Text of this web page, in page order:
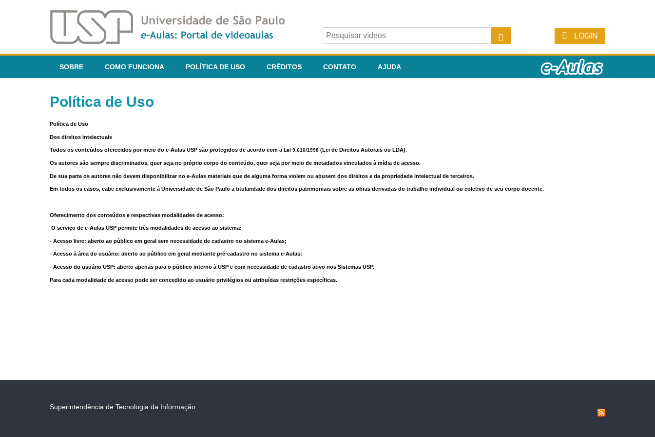
LOGIN
SOBRE COMO FUNCIONA POLÍTICA DE USO CRÉDITOS CONTATO AJUDA
Política de Uso
Política de Uso
Dos direitos intelectuais
Todos os conteúdos oferecidos por meio do e-Aulas USP são protegidos de acordo com a Lei 9.610/1998 (Lei de Direitos Autorais ou LDA).
Os autores são sempre discriminados, quer seja no próprio corpo do conteúdo, quer seja por meio de metadados vinculados à mídia de acesso.
De sua parte os autores não devem disponibilizar no e-Aulas materiais que de alguma forma violem ou abusem dos direitos e da propriedade intelectual de terceiros.
Em todos os casos, cabe exclusivamente à Universidade de São Paulo a titularidade dos direitos patrimoniais sobre as obras derivadas do trabalho individual ou coletivo de seu corpo docente.
Oferecimento dos conteúdos e respectivas modalidades de acesso:
O serviço de e-Aulas USP permite três modalidades de acesso ao sistema:
- Acesso livre: aberto ao público em geral sem necessidade de cadastro no sistema e-Aulas;
- Acesso à área do usuário: aberto ao público em geral mediante pré-cadastro no sistema e-Aulas;
- Acesso do usuário USP: aberto apenas para o público interno à USP e com necessidade de cadastro ativo nos Sistemas USP.
Para cada modalidade de acesso pode ser concedido ao usuário privilégios ou atribuídas restrições específicas.
Superintendência de Tecnologia da Informação